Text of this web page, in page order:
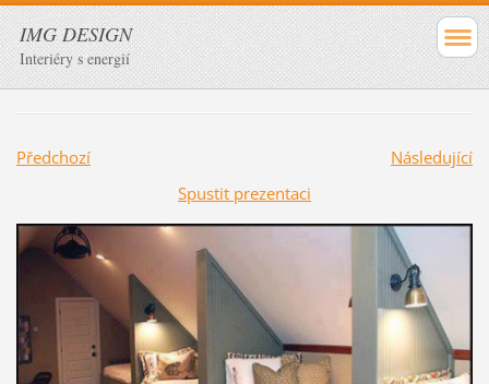
IMG DESIGN
Interiéry s energií
Předchozí
Následující
Spustit prezentaci